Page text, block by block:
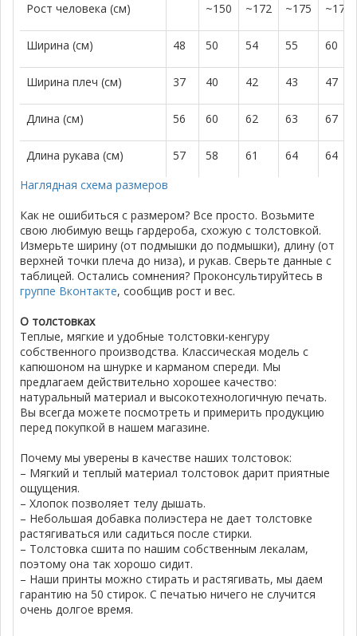
Рост человека (см) ~150 ~172 ~175 ~179
Ширина (см) 48 50 54 55 60
Ширина плеч (см) 37 40 42 43 47
Длина (см) 56 60 62 63 67
Длина рукава (см) 57 58 61 64
64
Наглядная схема размеров
Как не ошибиться с размером? Все просто. Возьмите
свою любимую вещь гардероба, схожую с толстовкой.
Измерьте ширину (от подмышки до подмышки), длину (от
верхней точки плеча до низа), и рукав. Сверьте данные с
таблицей. Остались сомнения? Проконсультируйтесь в
группе Вконтакте, сообщив рост и вес.
О толстовках
Теплые, мягкие и удобные толстовки-кенгуру
собственного производства. Классическая модель с
капюшоном на шнурке и карманом спереди. Мы
предлагаем действительно хорошее качество:
натуральный материал и высокотехнологичную печать.
Вы всегда можете посмотреть и примерить продукцию
перед покупкой в нашем магазине.
Почему мы уверены в качестве наших толстовок:
– Мягкий и теплый материал толстовок дарит приятные
ощущения.
– Хлопок позволяет телу дышать.
– Небольшая добавка полиэстера не дает толстовке
растягиваться или садиться после стирки.
– Толстовка сшита по нашим собственным лекалам,
поэтому она так хорошо сидит.
– Наши принты можно стирать и растягивать, мы даем
гарантию на 50 стирок. С печатью ничего не случится
очень долгое время.